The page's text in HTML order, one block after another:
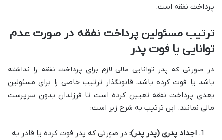
پرداخت نفقه است.
ترتیب مسئولین پرداخت نفقه در صورت عدم
توانایی یا فوت پدر
در صورتی که پدر توانایی مالی لازم برای پرداخت نفقه را نداشته
باشد یا فوت کرده باشد، قانونگذار ترتیب خاصی را برای مسئولین
بعدی پرداخت نفقه تعیین کرده است تا فرزندان بدون سرپرست
مالی نمانند. این ترتیب به شرح زیر است:
اجداد پدری (پدر پدر): در صورتی که پدر فوت کرده یا قادر به